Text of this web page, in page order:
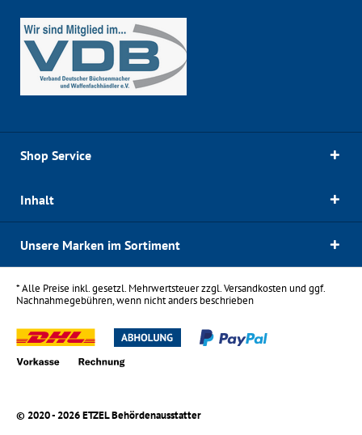
Shop Service
Inhalt
Unsere Marken im Sortiment
* Alle Preise inkl. gesetzl. Mehrwertsteuer zzgl.Versandkostenund ggf.
Nachnahmegebühren, wenn nicht anders beschrieben
© 2020 - 2026 ETZEL Behördenausstatter